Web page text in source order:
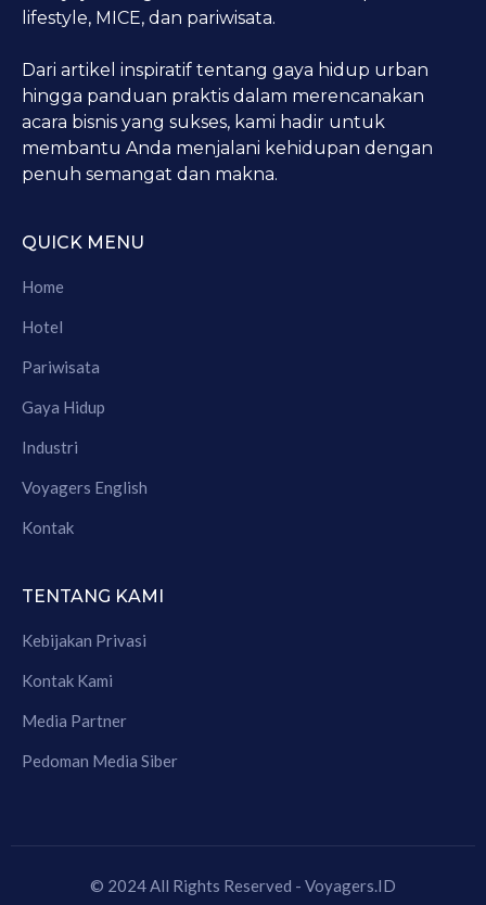
lifestyle, MICE, dan pariwisata.
Dari artikel inspiratif tentang gaya hidup urban
hingga panduan praktis dalam merencanakan
acara bisnis yang sukses, kami hadir untuk
membantu Anda menjalani kehidupan dengan
penuh semangat dan makna.
QUICK MENU
Home
Hotel
Pariwisata
Gaya Hidup
Industri
Voyagers English
Kontak
TENTANG KAMI
Kebijakan Privasi
Kontak Kami
Media Partner
Pedoman Media Siber
© 2024 All Rights Reserved - Voyagers.ID